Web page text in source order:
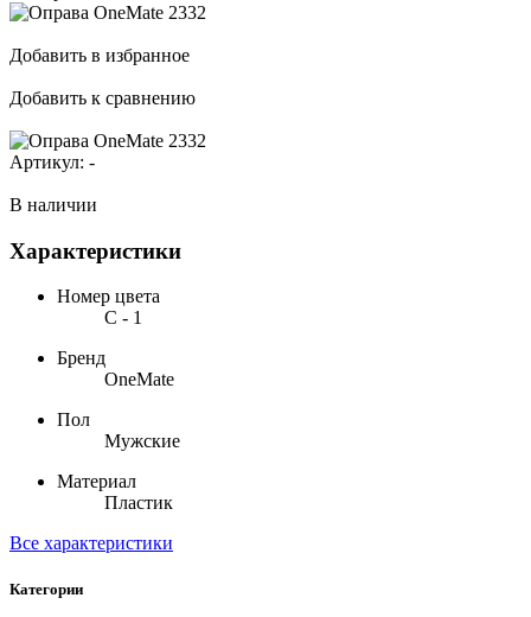
Добавить в избранное
Добавить к сравнению
Артикул: -
В наличии
Характеристики
Номер цвета
С - 1
Бренд
OneMate
Пол
Мужские
Материал
Пластик
Все характеристики
Категории